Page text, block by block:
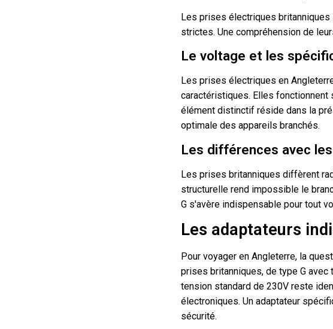
Les prises électriques
strictes. Une compréhension de
Le voltage et les
Les prises électriques en
caractéristiques. Elles fonctionnent
élément distinctif réside dans la
optimale des appareils branchés.
Les différences avec
Les prises britanniques diffèrent
structurelle rend impossible le
G s'avère indispensable pour tout
Les adaptateurs
Pour voyager en Angleterre, la
prises britanniques, de type G
tension standard de 230V reste
électroniques. Un adaptateur
sécurité.